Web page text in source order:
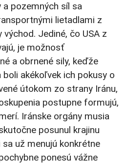
pozemných síl sa
lietadlami z
východ. Jediné, čo USA z
je možnosť
a obrnené sily, keďže
akékoľvek ich pokusy o
útokom zo strany Iránu,
postupne formujú,
Iránske orgány musia
posunul krajinu
už menujú konkrétne
ponesú vážne